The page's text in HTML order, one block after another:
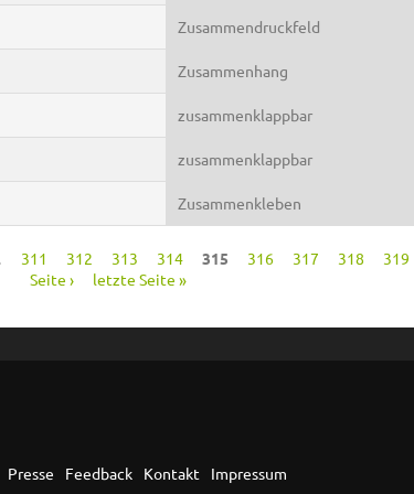
Zusammendruckfeld
Zusammenhang
zusammenklappbar
zusammenklappbar
Zusammenkleben
311 312 313 314 315 316 317 318 319
Seite ›
letzte Seite »
Presse Feedback Kontakt Impressum